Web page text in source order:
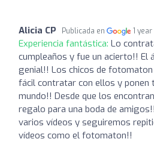
Alicia CP Publicada en 1
Experiencia fantástica: Lo
cumpleaños y fue un acierto!! El
genial!! Los chicos de
fácil contratar con ellos y ponen
mundo!! Desde que los
regalo para una boda de
varios vídeos y seguiremos
vídeos como el fotomaton!!